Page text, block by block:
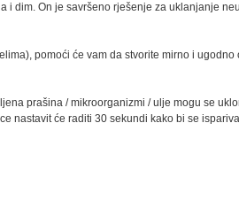
dim. On je savršeno rješenje za uklanjanje
pomoći će vam da stvorite mirno i
prašina / mikroorganizmi / ulje mogu se
nastavit će raditi 30 sekundi kako bi se